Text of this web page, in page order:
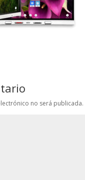
no será publicada.